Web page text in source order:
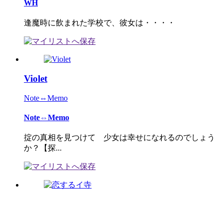
WH
逢魔時に飲まれた学校で、彼女は・・・・
Violet
Note⇔Memo
Note⇔Memo
掟の真相を見つけて 少女は幸せになれるのでしょう
か？【探...